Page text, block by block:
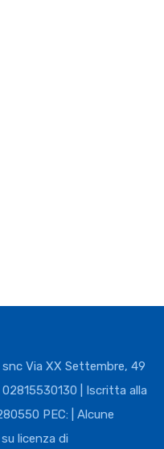
Via XX Settembre, 49
| Iscritta alla
PEC: | Alcune
licenza di